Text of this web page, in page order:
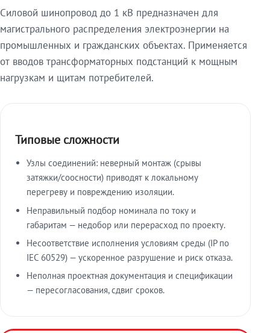
Силовой шинопровод до 1 кВ предназначен для
магистрального распределения электроэнергии на
промышленных и гражданских объектах. Применяется
от вводов трансформаторных подстанций к мощным
нагрузкам и щитам потребителей.
Типовые сложности
Узлы соединений: неверный монтаж (срывы
затяжки/соосности) приводят к локальному
перегреву и повреждению изоляции.
Неправильный подбор номинала по току и
габаритам — недобор или перерасход по проекту.
Несоответствие исполнения условиям среды (IP по
IEC 60529) — ускоренное разрушение и риск отказа.
Неполная проектная документация и спецификации
— пересогласования, сдвиг сроков.